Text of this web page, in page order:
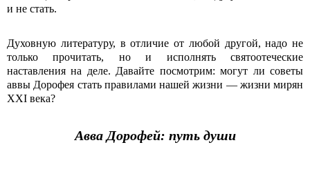
и не стать.
Духовную литературу, в отличие от любой другой, надо не
только прочитать, но и исполнять святоотеческие
наставления на деле. Давайте посмотрим: могут ли советы
аввы Дорофея стать правилами нашей жизни — жизни мирян
XXI века?
Авва Дорофей: путь души